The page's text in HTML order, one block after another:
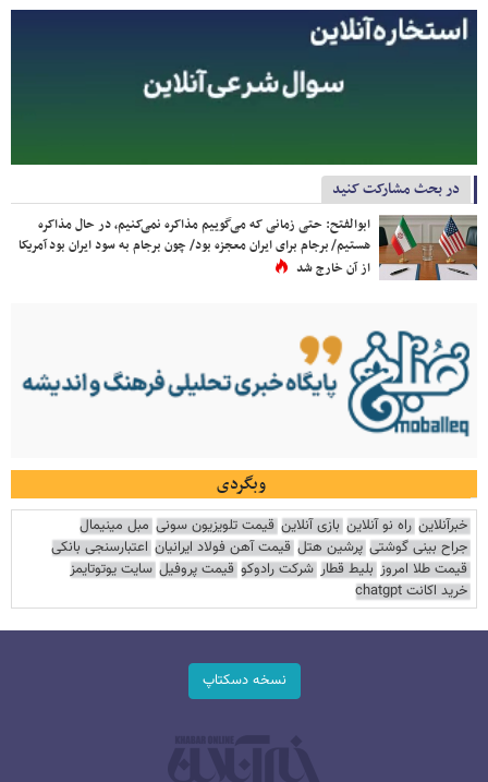
در بحث مشارکت کنید
ابوالفتح: حتی زمانی که می‌گوییم مذاکره نمی‌کنیم، در حال مذاکره
هستیم/ برجام برای ایران معجزه بود/ چون برجام به سود ایران بود آمریکا
از آن خارج شد
وبگردی
خبرآنلاین راه نو آنلاین بازی آنلاین قیمت تلویزیون سونی مبل مینیمال
جراح بینی گوشتی پرشین هتل قیمت آهن فولاد ایرانیان اعتبارسنجی بانکی
قیمت طلا امروز بلیط قطار شرکت رادوکو قیمت پروفیل سایت یوتوتایمز
خرید اکانت chatgpt
نسخه دسکتاپ